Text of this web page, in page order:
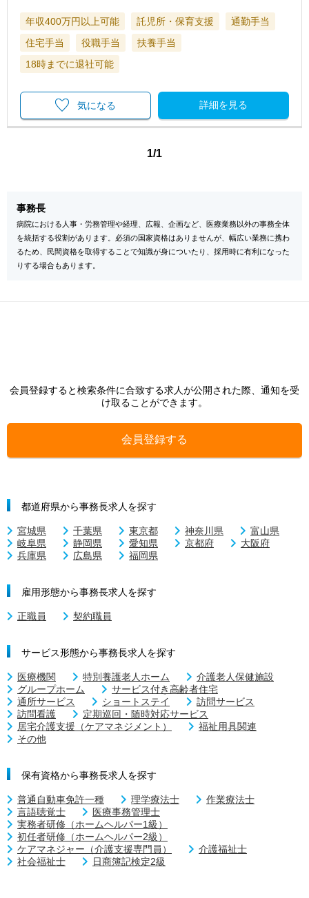
年収400万円以上可能 託児所・保育支援
通勤手当
住宅手当
役職手当
扶養手当
18時までに退社可能
詳細を見る
気になる
1/1
事務長
病院における人事・労務管理や経理、広報、企画など、医療業務以外の事務全体
を統括する役割があります。必須の国家資格はありませんが、幅広い業務に携わ
るため、民間資格を取得することで知識が身についたり、採用時に有利になった
りする場合もあります。
会員登録すると検索条件に合致する求人が公開された際、通知を受
け取ることができます。
会員登録する
都道府県から事務長求人を探す
宮城県 千葉県 東京都 神奈川県
富山県
岐阜県
静岡県 愛知県 京都府
大阪府
兵庫県
広島県 福岡県
雇用形態から事務長求人を探す
正職員 契約職員
サービス形態から事務長求人を探す
医療機関 特別養護老人ホーム
介護老人保健施設
グループホーム
サービス付き高齢者住宅
通所サービス
ショートステイ
訪問サービス
訪問看護
定期巡回・随時対応サービス
居宅介護支援（ケアマネジメント）
福祉用具関連
その他
保有資格から事務長求人を探す
普通自動車免許一種 理学療法士
作業療法士
言語聴覚士
医療事務管理士
実務者研修（ホームヘルパー1級）
初任者研修（ホームヘルパー2級）
ケアマネジャー（介護支援専門員）
介護福祉士
社会福祉士
日商簿記検定2級